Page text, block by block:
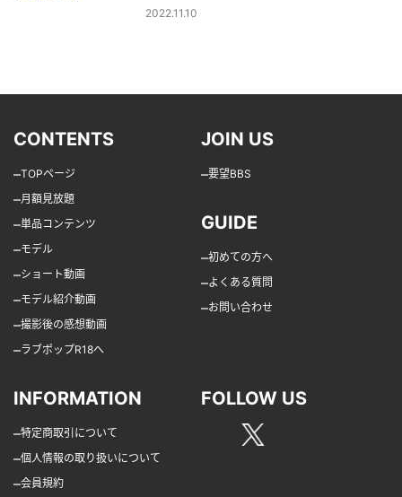
2022.11.10
CONTENTS
–TOPページ
–月額見放題
–単品コンテンツ
–モデル
–ショート動画
–モデル紹介動画
–撮影後の感想動画
–ラブポップR18へ
JOIN US
–要望BBS
GUIDE
–初めての方へ
–よくある質問
–お問い合わせ
INFORMATION
–特定商取引について
–個人情報の取り扱いについて
–会員規約
FOLLOW US